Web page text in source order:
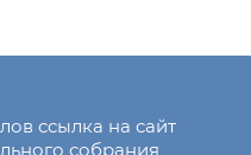
ссылка на сайт
собрания